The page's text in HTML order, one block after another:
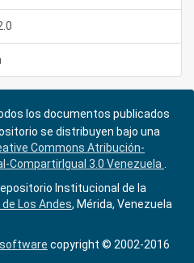
los documentos publicados
se distribuyen bajo una
Commons Atribución-
CompartirIgual 3.0 Venezuela
Institucional de la
Los Andes, Mérida, Venezuela
copyright © 2002-2016